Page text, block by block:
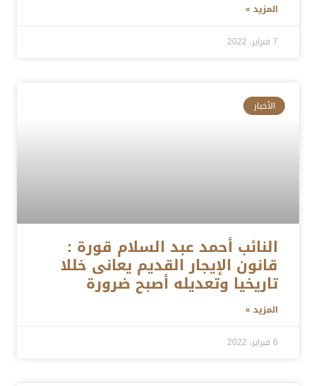
المزيد »
7 فبراير، 2022
الأخبار
النائب أحمد عبد السلام قورة :
قانون الإيجار القديم يعانى خللا
تاريخيا وتعديله أصبح ضرورة
المزيد »
6 فبراير، 2022